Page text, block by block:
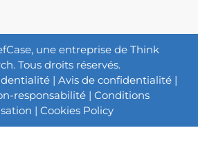
une entreprise de Think
Tous droits réservés.
| Avis de confidentialité |
responsabilité | Conditions
| Cookies Policy